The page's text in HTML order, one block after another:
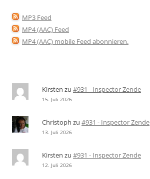
MP3 Feed
MP4 (AAC) Feed
MP4 (AAC) mobile Feed abonnieren.
Kirsten zu #931 - Inspector Zende
15. Juli 2026
Christoph zu #931 - Inspector Zende
13. Juli 2026
Kirsten zu #931 - Inspector Zende
12. Juli 2026